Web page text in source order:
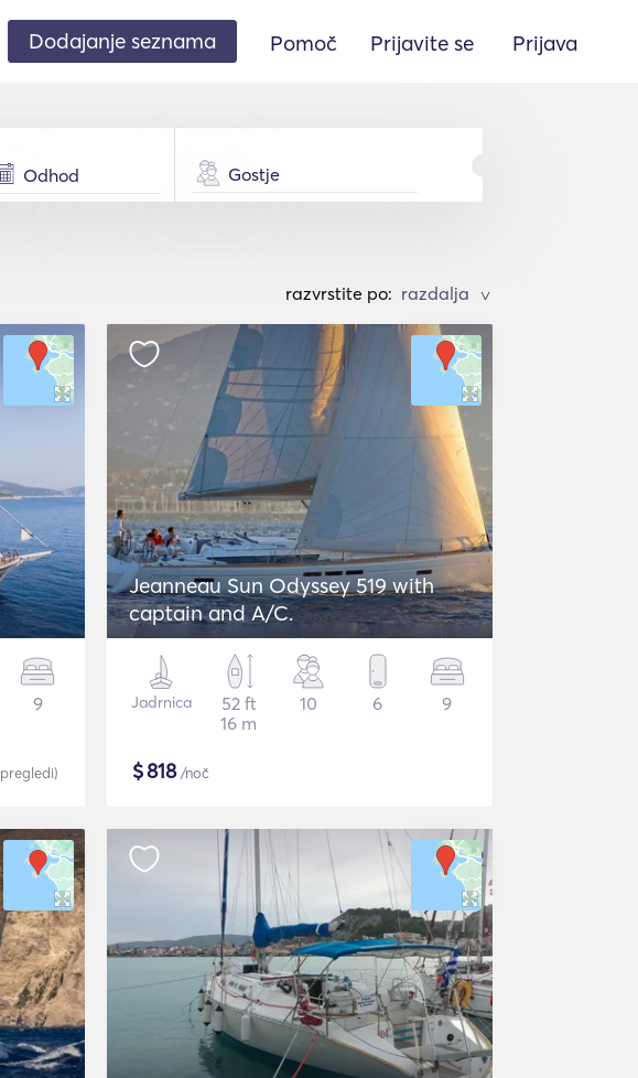
Dodajanje seznama Pomoč Prijavite se Prijava
Gostje
razvrstite po: >
9
pregledi)
Jeanneau Sun Odyssey 519 with
captain and A/C.
Jadrnica
52 ft
16 m
10 6 9
$818/noč